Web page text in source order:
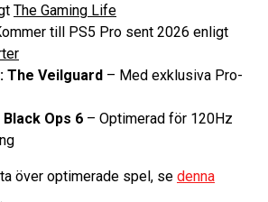
The Gaming Life
till PS5 Pro sent 2026 enligt
The Veilguard – Med exklusiva Pro-
Ops 6 – Optimerad för 120Hz
över optimerade spel, se denna
.